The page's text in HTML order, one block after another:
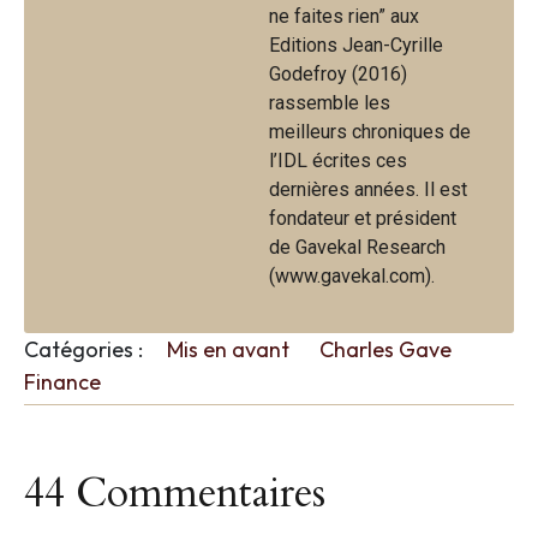
ne faites rien” aux
Editions Jean-Cyrille
Godefroy (2016)
rassemble les
meilleurs chroniques de
l’IDL écrites ces
dernières années. Il est
fondateur et président
de Gavekal Research
(www.gavekal.com).
Catégories : Mis en avant
Charles Gave
Finance
44 Commentaires